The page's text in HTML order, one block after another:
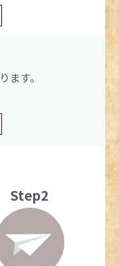
ます。
Step2